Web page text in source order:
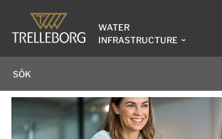
WATER
INFRASTRUCTURE